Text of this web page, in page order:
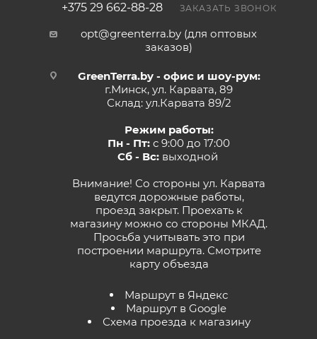
+375 29 662-88-28 ЗАКАЗАТЬ ЗВОНОК
opt@greenterra.by (для оптовых
заказов)
GreenTerra.by - офис и шоу-рум:
г.Минск, ул. Карвата, 89
Склад: ул.Карвата 89/2
Режим работы:
Пн - Пт: с 9:00 до 17:00
Сб - Вс:выходной
Внимание! Со стороны ул. Карвата
ведутся дорожные работы,
проезд закрыт. Проехать к
магазину можно со стороны МКАД.
Просьба учитывать это при
построении маршрута. Смотрите
карту объезда
Маршрут в Яндекс
Маршрут в Google
Схема проезда к магазину